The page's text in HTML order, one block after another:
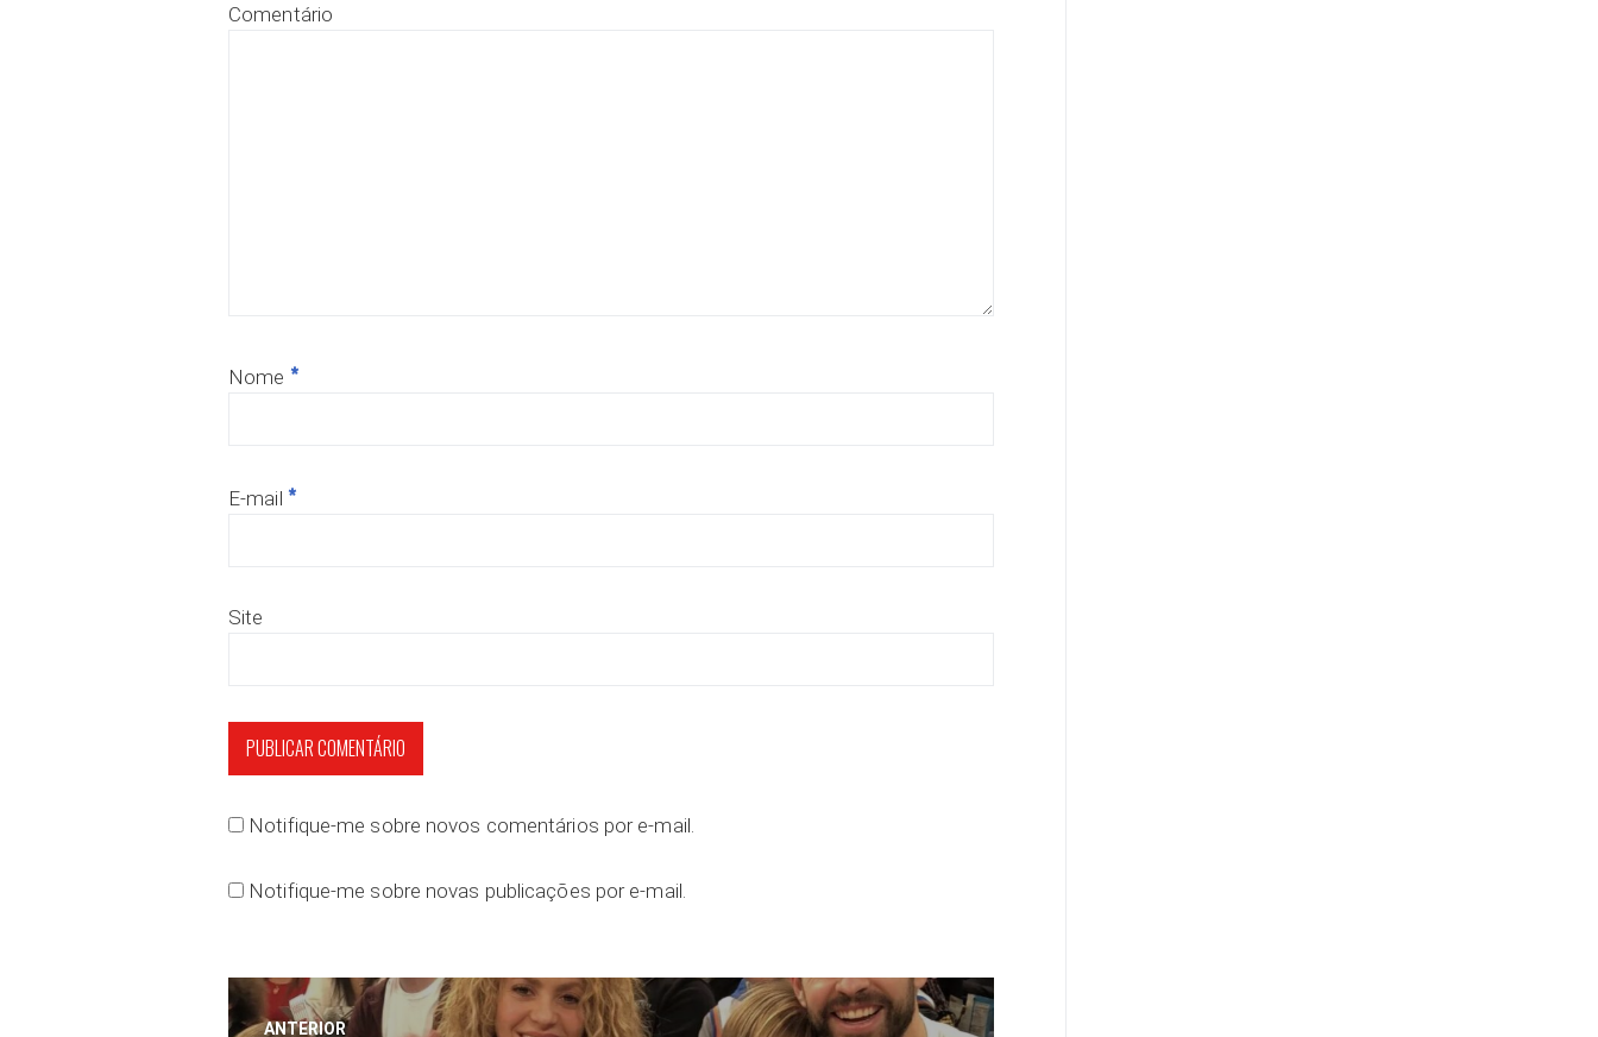
Comentário
Nome *
E-mail *
Site
Notifique-me sobre novos comentários por e-mail.
Notifique-me sobre novas publicações por e-mail.
Navegação
ANTERIOR